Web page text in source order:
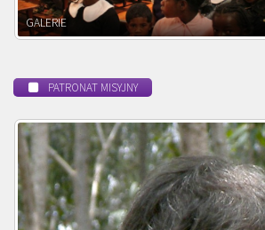
POWOŁANIE MISYJNE
PATRONAT MISYJNY